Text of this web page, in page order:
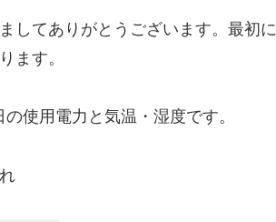
してありがとうございます。最初に
ます。
使用電力と気温・湿度です。